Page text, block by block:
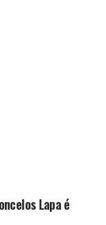
Lapa é